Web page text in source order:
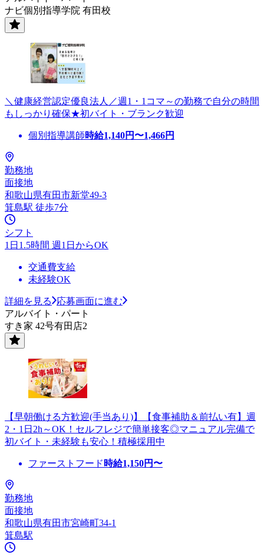
ナビ個別指導学院 有田校
＼健康経営認定優良法人／週1・1コマ～の勤務で自分の時間
もしっかり確保★初バイト・ブランク歓迎
個別指導講師時給1,140円〜1,466円
勤務地
面接地
和歌山県有田市新堂49-3
箕島駅 徒歩7分
シフト
1日1.5時間 週1日からOK
交通費支給
未経験OK
詳細を見る
応募画面に進む
アルバイト・パート
すき家 42号有田店2
【早朝働ける方歓迎(手当あり)】【食事補助＆前払い有】週
2・1日2h～OK！セルフレジで簡単接客◎マニュアル完備で
初バイト・未経験も安心！積極採用中
ファーストフード 時給1,150円〜
勤務地
面接地
和歌山県有田市宮崎町34-1
箕島駅